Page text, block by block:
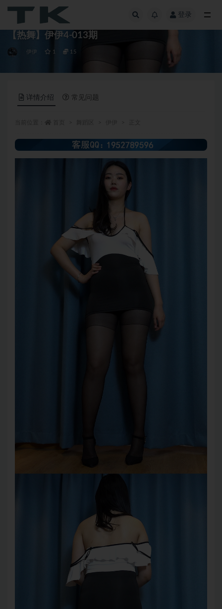
登录
【热舞】伊伊4-013期
伊伊 1 15
详情介绍 常见问题